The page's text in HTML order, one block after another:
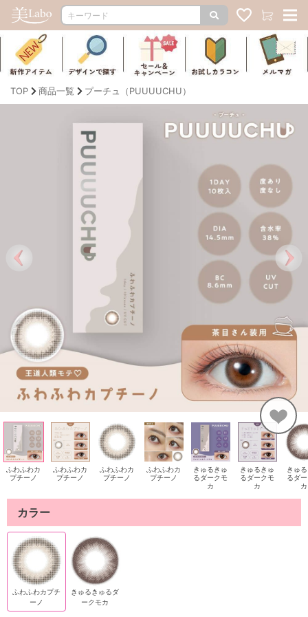
TOP 商品一覧 プーチュ（PUUUUCHU）
ふわふわカ
プチーノ
ふわふわカ
プチーノ
ふわふわカ
プチーノ
ふわふわカ
プチーノ
きゅるきゅ
るダークモ
カ
きゅるきゅ
るダークモ
カ
きゅ
るダ
カ
カラー
ふわふわカプチ
ーノ
きゅるきゅるダ
ークモカ